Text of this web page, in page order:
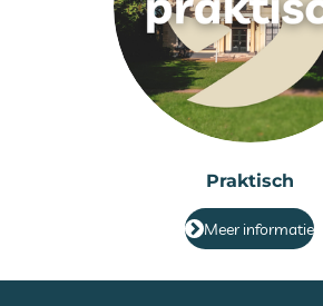
Praktisch
Meer informatie